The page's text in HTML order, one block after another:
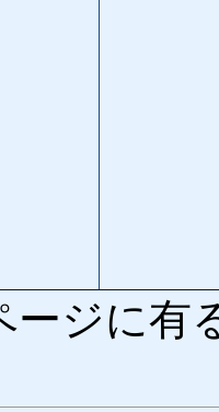
ージに有